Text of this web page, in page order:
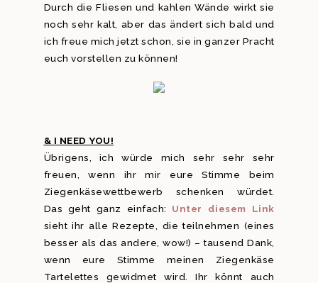
Durch die Fliesen und kahlen Wände wirkt sie
noch sehr kalt, aber das ändert sich bald und
ich freue mich jetzt schon, sie in ganzer Pracht
euch vorstellen zu können!
& I NEED YOU!
Übrigens, ich würde mich sehr sehr sehr
freuen, wenn ihr mir eure Stimme beim
Ziegenkäsewettbewerb schenken würdet.
Das geht ganz einfach: Unter diesem Link
sieht ihr alle Rezepte, die teilnehmen (eines
besser als das andere, wow!) – tausend Dank,
wenn eure Stimme meinen Ziegenkäse
Tartelettes gewidmet wird. Ihr könnt auch